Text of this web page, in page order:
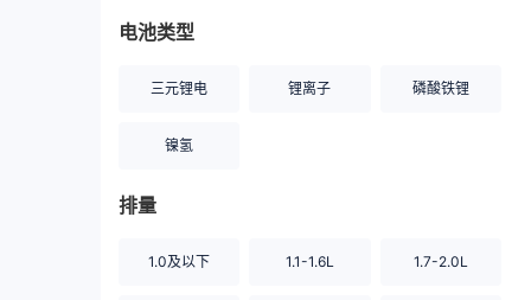
电池类型
三元锂电 锂离子 磷酸铁锂
镍氢
排量
1.0及以下 1.1-1.6L 1.7-2.0L